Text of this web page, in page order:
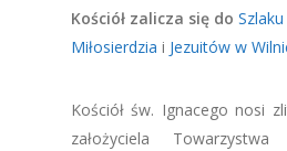
Kościół zalicza się do
Miłosierdzia i Jezuitów w
Kościół św. Ignacego nosi
założyciela